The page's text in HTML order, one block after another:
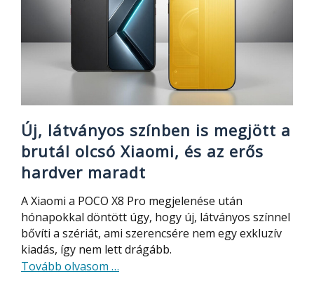
Tronsmart
csak
6000
Ft
kipróbált
Új, látványos színben is megjött a
brutál olcsó Xiaomi, és az erős
hardver maradt
A Xiaomi a POCO X8 Pro megjelenése után
hónapokkal döntött úgy, hogy új, látványos színnel
bővíti a szériát, ami szerencsére nem egy exkluzív
kiadás, így nem lett drágább.
Tovább olvasom about
…